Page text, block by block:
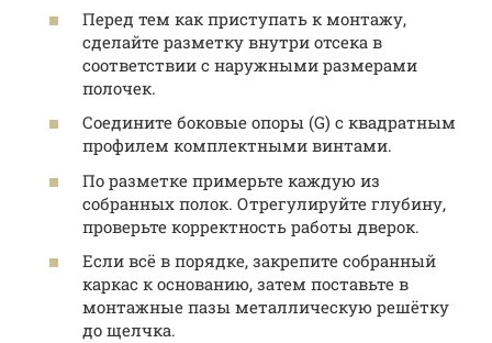
Перед тем как приступать к монтажу,
сделайте разметку внутри отсека в
соответствии с наружными размерами
полочек.
Соедините боковые опоры (G) с квадратным
профилем комплектными винтами.
По разметке примерьте каждую из
собранных полок. Отрегулируйте глубину,
проверьте корректность работы дверок.
Если всё в порядке, закрепите собранный
каркас к основанию, затем поставьте в
монтажные пазы металлическую решётку
до щелчка.